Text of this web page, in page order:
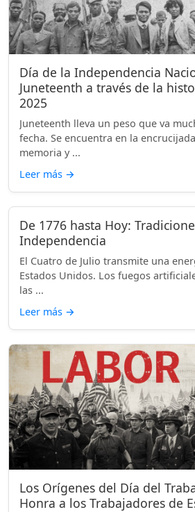
Día de la Independencia
Juneteenth a través de la
2025
Juneteenth lleva un peso que va
fecha. Se encuentra en la
memoria y ...
Leer más →
De 1776 hasta Hoy:
Independencia
El Cuatro de Julio transmite una
Estados Unidos. Los fuegos
las ...
Leer más →
Los Orígenes del Día del
Honra a los Trabajadores de